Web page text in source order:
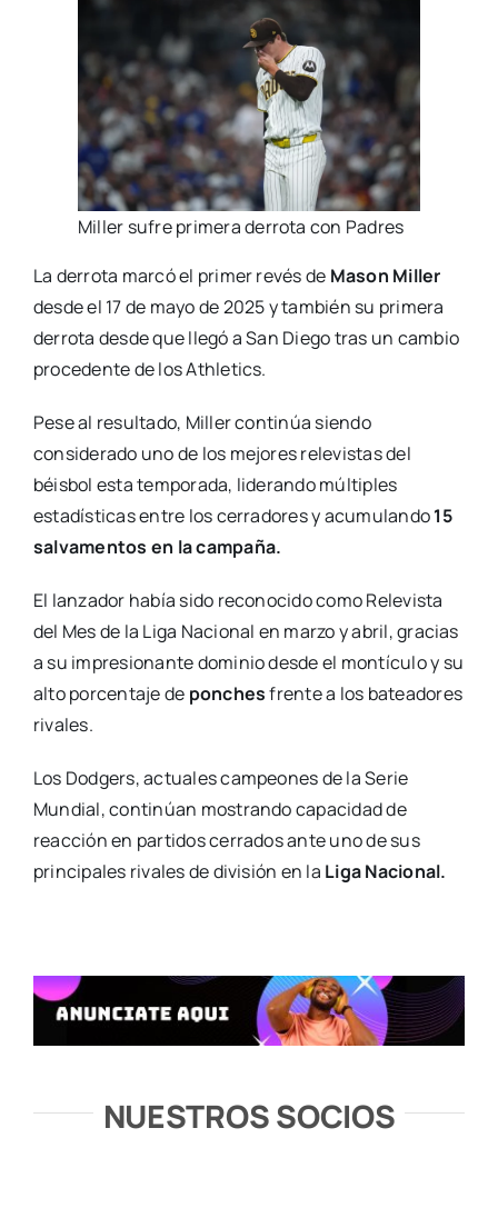
Miller sufre primera derrota con Padres
La derrota marcó el primer revés de Mason Miller
desde el 17 de mayo de 2025 y también su primera
derrota desde que llegó a San Diego tras un cambio
procedente de los Athletics.
Pese al resultado, Miller continúa siendo
considerado uno de los mejores relevistas del
béisbol esta temporada, liderando múltiples
estadísticas entre los cerradores y acumulando15
salvamentos en la campaña.
El lanzador había sido reconocido como Relevista
del Mes de la Liga Nacional en marzo y abril, gracias
a su impresionante dominio desde el montículo y su
alto porcentaje de ponchesfrente a los bateadores
rivales.
Los Dodgers, actuales campeones de la Serie
Mundial, continúan mostrando capacidad de
reacción en partidos cerrados ante uno de sus
principales rivales de división en la Liga Nacional.
NUESTROS SOCIOS